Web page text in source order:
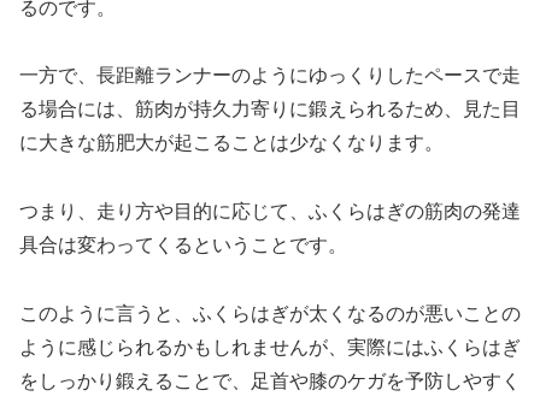
るのです。
一方で、長距離ランナーのようにゆっくりしたペースで走
る場合には、筋肉が持久力寄りに鍛えられるため、見た目
に大きな筋肥大が起こることは少なくなります。
つまり、走り方や目的に応じて、ふくらはぎの筋肉の発達
具合は変わってくるということです。
このように言うと、ふくらはぎが太くなるのが悪いことの
ように感じられるかもしれませんが、実際にはふくらはぎ
をしっかり鍛えることで、足首や膝のケガを予防しやすく